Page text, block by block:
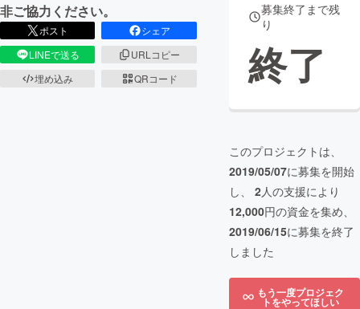
非ご協力ください。
ポスト
シェア
LINEで送る
URLコピー
埋め込み
QRコード
募集終了まで残
り
終了
このプロジェクトは、
2019/05/07に募集を開始
し、 2人の支援により
12,000円の資金を集め、
2019/06/15に募集を終了
しました
もう一度プロジェク
トをやってほしい